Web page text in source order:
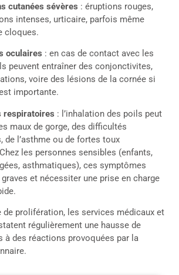
cutanées sévères : éruptions rouges,
intenses, urticaire, parfois même
cloques.
oculaires : en cas de contact avec les
peuvent entraîner des conjonctivites,
voire des lésions de la cornée si
importante.
respiratoires : l’inhalation des poils peut
maux de gorge, des difficultés
de l’asthme ou de fortes toux
les personnes sensibles (enfants,
asthmatiques), ces symptômes
et nécessiter une prise en charge
de prolifération, les services médicaux et
régulièrement une hausse de
à des réactions provoquées par la